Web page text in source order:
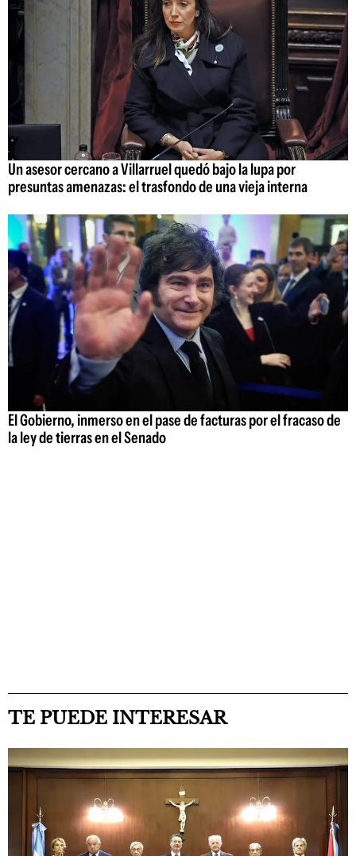
Un asesor cercano a Villarruel quedó bajo la lupa por
presuntas amenazas: el trasfondo de una vieja interna
El Gobierno, inmerso en el pase de facturas por el fracaso de
la ley de tierras en el Senado
TE PUEDE INTERESAR